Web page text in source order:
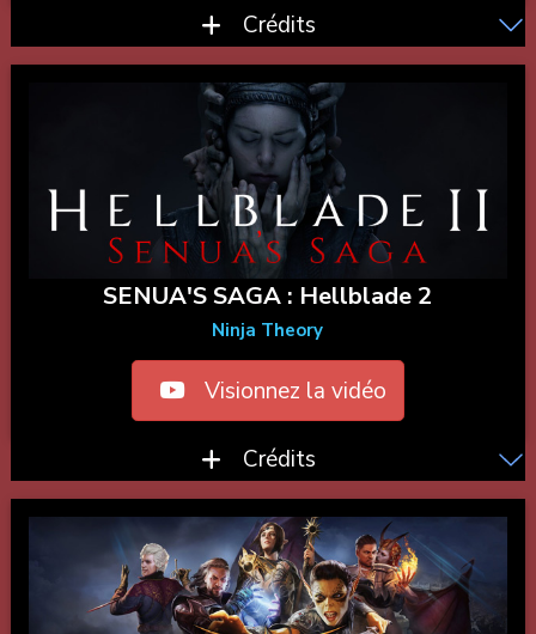
Crédits
SENUA'S SAGA : Hellblade 2
Ninja Theory
Visionnez la vidéo
Crédits